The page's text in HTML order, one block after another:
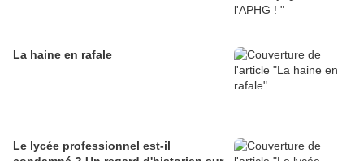
La haine en rafale
Le lycée professionnel est-il